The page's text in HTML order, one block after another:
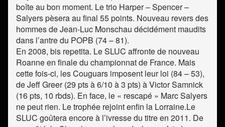
boîte au bon moment. Le trio Harper – Spencer –
Salyers pèsera au final 55 points. Nouveau revers des
hommes de Jean-Luc Monschau décidément maudits
dans l’antre du POPB (74 – 81).
En 2008, bis repetita. Le SLUC affronte de nouveau
Roanne en finale du championnat de France. Mais
cette fois-ci, les Couguars imposent leur loi (84 – 53),
de Jeff Greer (29 pts à 6/10 à 3 pts) à Victor Samnick
(16 pts, 10 rbds). En face, le « rescapé » Marc Salyers
ne peut rien. Le trophée rejoint enfin la Lorraine.Le
SLUC goûtera encore à l’ivresse du titre en 2011. De